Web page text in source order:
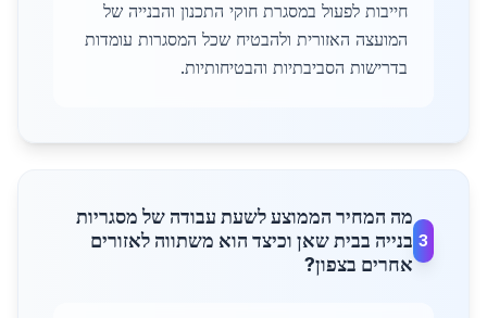
חייבות לפעול במסגרת חוקי התכנון והבנייה של
המועצה האזורית ולהבטיח שכל המסגרות עומדות
בדרישות הסביבתיות והבטיחותיות.
3
מה המחיר הממוצע לשעת עבודה של מסגריות
בנייה בבית שאן וכיצד הוא משתווה לאזורים
אחרים בצפון?